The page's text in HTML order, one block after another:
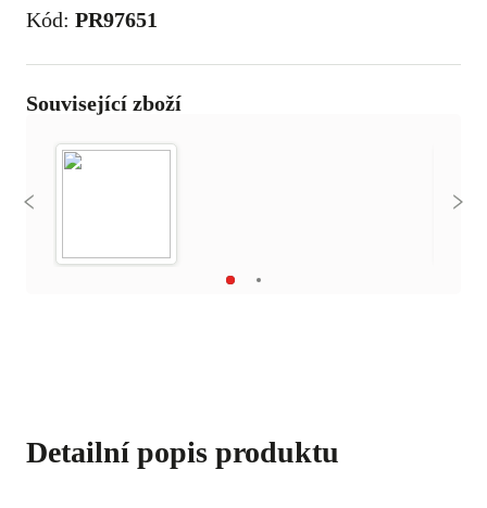
Kód: PR97651
Související zboží
Detailní popis produktu